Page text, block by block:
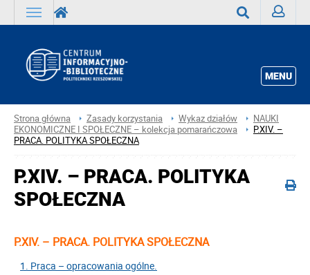
MENU
Strona główna Zasady korzystania Wykaz działów
NAUKI
EKONOMICZNE I SPOŁECZNE – kolekcja pomarańczowa
P.XIV. –
PRACA. POLITYKA SPOŁECZNA
P.XIV. – PRACA. POLITYKA
SPOŁECZNA
P.XIV. – PRACA. POLITYKA SPOŁECZNA
1. Praca – opracowania ogólne.